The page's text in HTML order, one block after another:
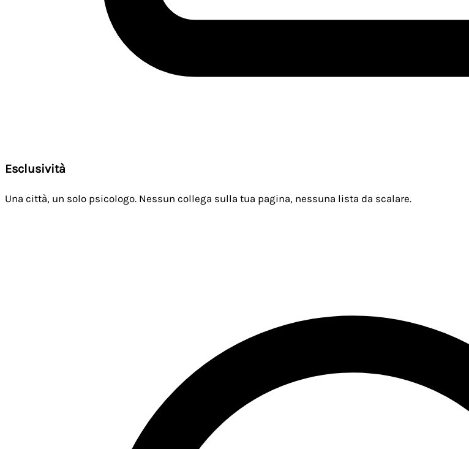
Esclusività
Una città, un solo psicologo. Nessun collega sulla tua pagina, nessuna lista da scalare.